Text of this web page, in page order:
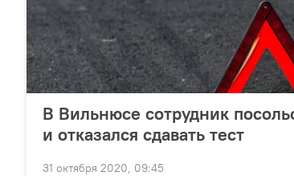
В Вильнюсе сотрудник
и отказался сдавать тест
31 октября 2020, 09:45